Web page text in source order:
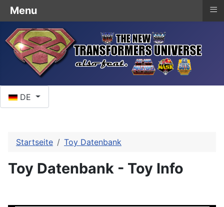
DE
Startseite Toy Datenbank
Toy Datenbank - Toy Info
Menu ≡